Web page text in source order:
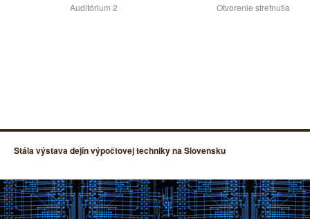
Auditórium 2 Otvorenie stretnutia
Stála výstava dejín výpočtovej techniky na Slovensku